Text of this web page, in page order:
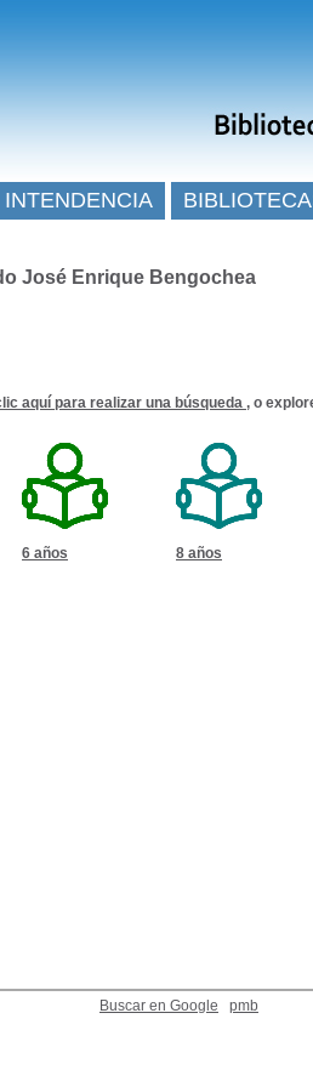
José Enrique Bengochea
aquí para realizar una búsqueda , o
6 años 8 años
Buscar en Google pmb
INTENDENCIA